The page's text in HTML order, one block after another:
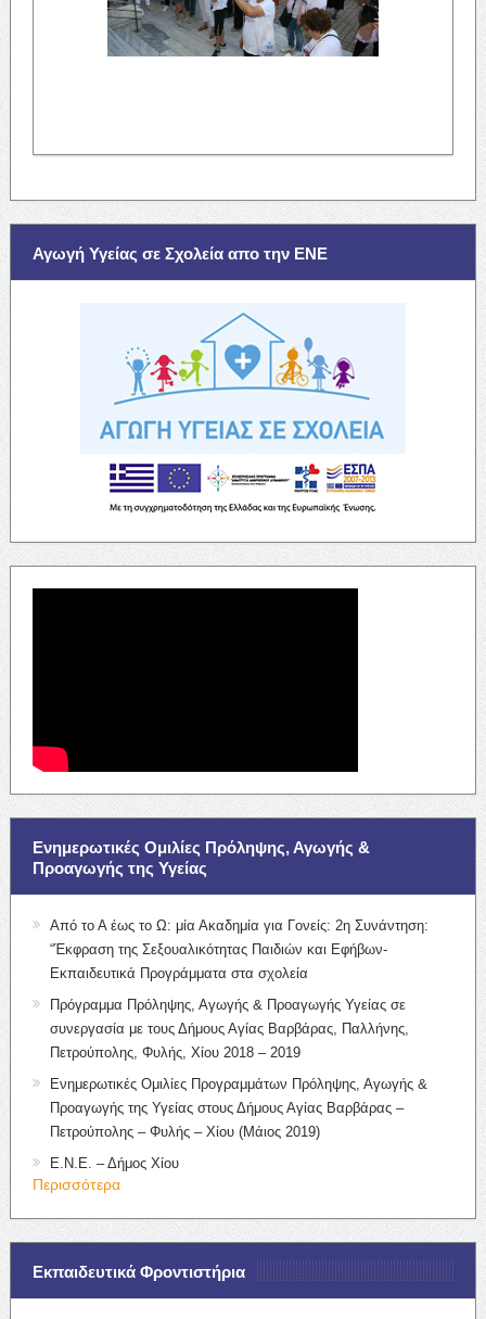
Αγωγή Υγείας σε Σχολεία απο την ΕΝΕ
Ενημερωτικές Ομιλίες Πρόληψης, Αγωγής &
Προαγωγής της Υγείας
Από το Α έως το Ω: μία Ακαδημία για Γονείς: 2η Συνάντηση:
“Έκφραση της Σεξουαλικότητας Παιδιών και Εφήβων-
Εκπαιδευτικά Προγράμματα στα σχολεία
Πρόγραμμα Πρόληψης, Αγωγής & Προαγωγής Υγείας σε
συνεργασία με τους Δήμους Αγίας Βαρβάρας, Παλλήνης,
Πετρούπολης, Φυλής, Χίου 2018 – 2019
Ενημερωτικές Ομιλίες Προγραμμάτων Πρόληψης, Αγωγής &
Προαγωγής της Υγείας στους Δήμους Αγίας Βαρβάρας –
Πετρούπολης – Φυλής – Χίου (Μάιος 2019)
Ε.Ν.Ε. – Δήμος Χίου
Περισσότερα
Εκπαιδευτικά Φροντιστήρια